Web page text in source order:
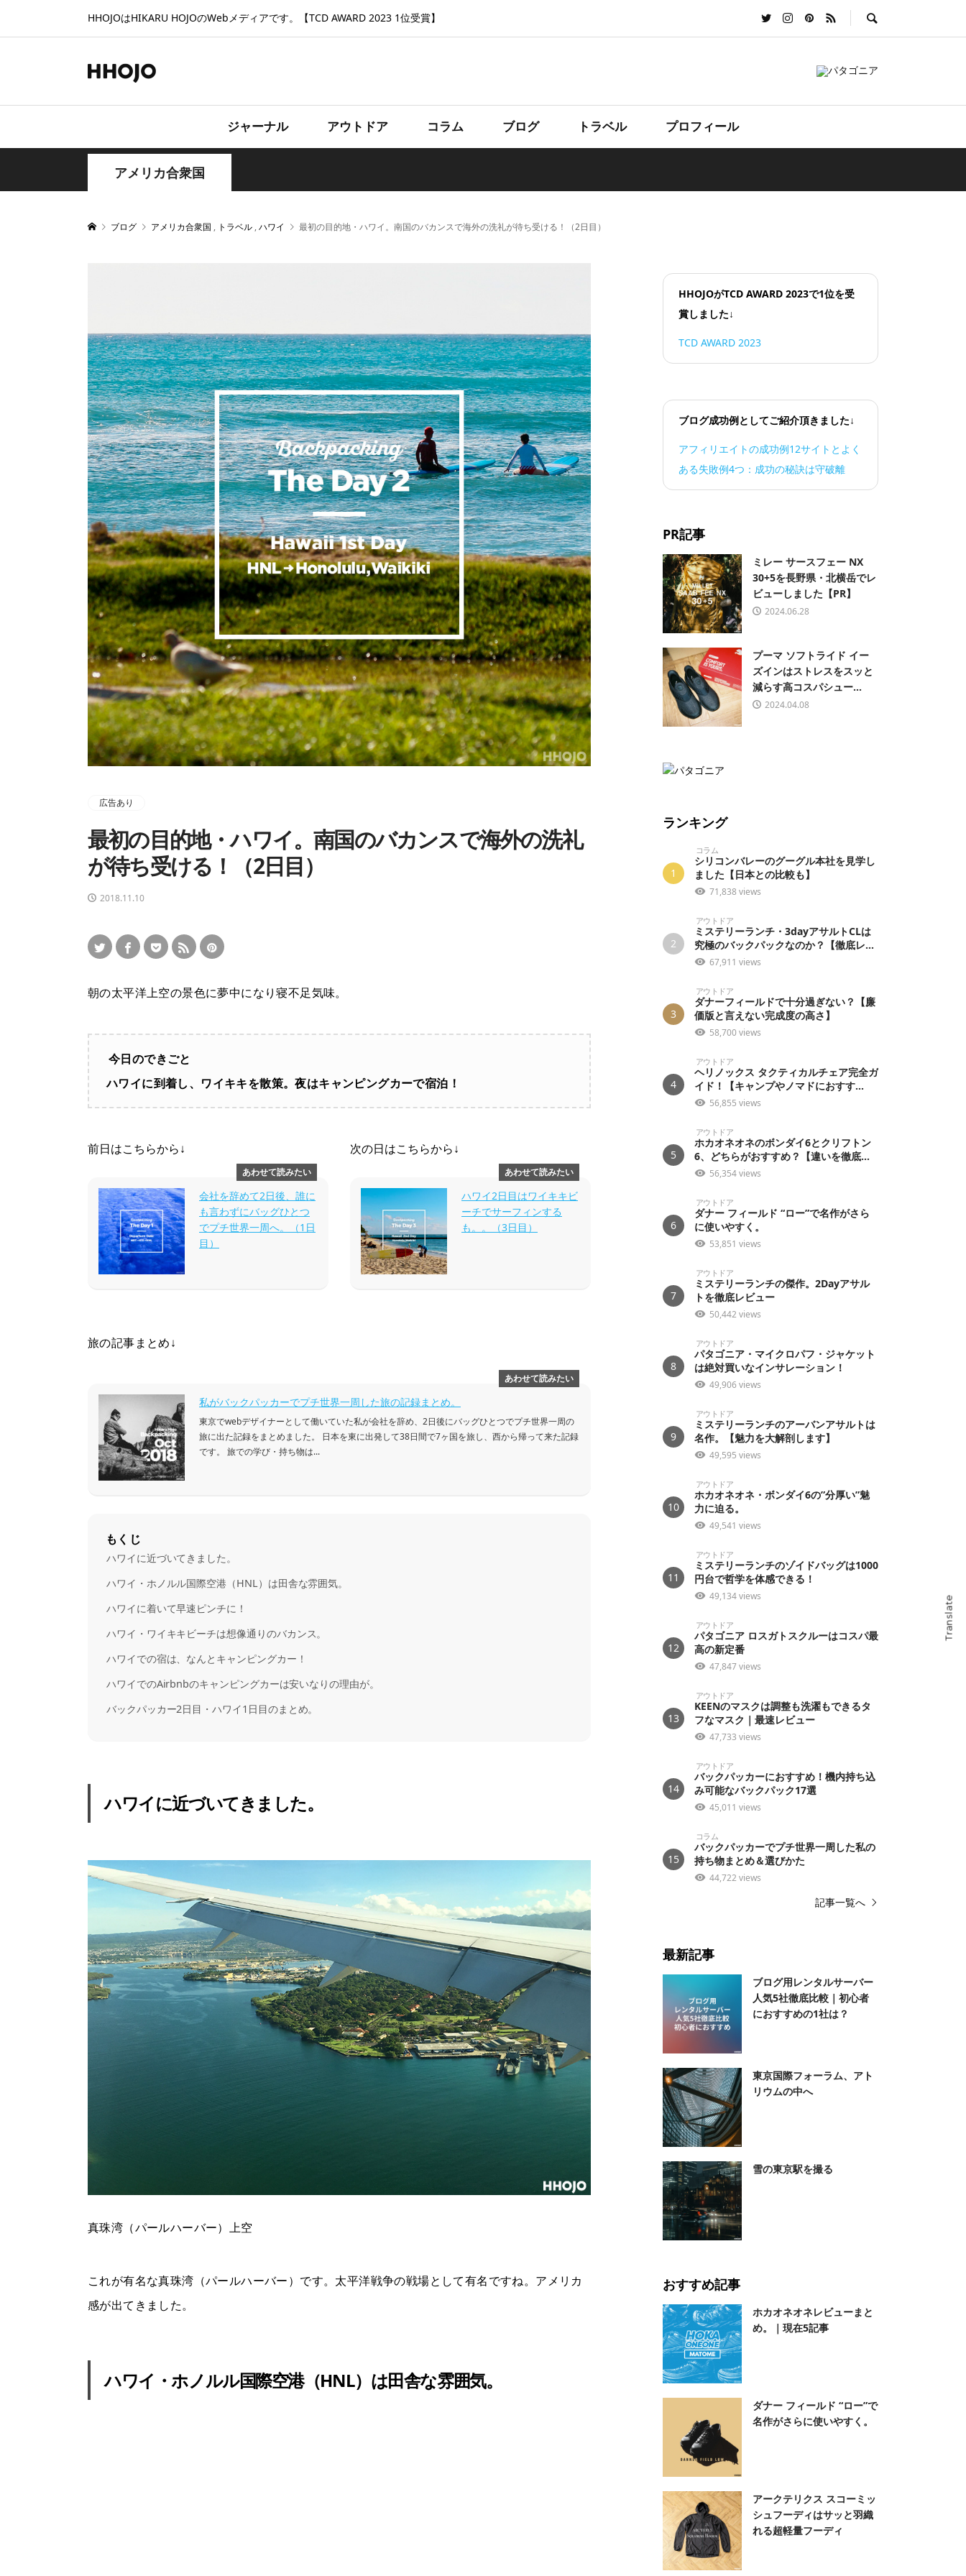
HHOJOはHIKARU HOJOのWebメディアです。【TCD AWARD 2023 1位受賞】
ジャーナル アウトドア コラム ブログ トラベル プロフィール
アメリカ合衆国
ブログ アメリカ合衆国 , トラベル ,ハワイ 最初の目的地・ハワイ。南国のバカンスで海外の洗礼が待ち受ける！（2日目）
広告あり
最初の目的地・ハワイ。南国のバカンスで海外の洗礼
が待ち受ける！（2日目）
2018.11.10
it
朝の太平洋上空の景色に夢中になり寝不足気味。
今日のできごと
ハワイに到着し、ワイキキを散策。夜はキャンピングカーで宿泊！
前日はこちらから↓
会社を辞めて2日後、誰に
も言わずにバッグひとつ
でプチ世界一周へ。（1日
目）
次の日はこちらから↓
ハワイ2日目はワイキキビ
ーチでサーフィンする
も。。（3日目）
旅の記事まとめ↓
私がバックパッカーでプチ世界一周した旅の記録まとめ。
東京でwebデザイナーとして働いていた私が会社を辞め、2日後にバッグひとつでプチ世界一周の
旅に出た記録をまとめました。 日本を東に出発して38日間で7ヶ国を旅し、西から帰って来た記録
です。 旅での学び・持ち物は...
もくじ
ハワイに近づいてきました。
ハワイ・ホノルル国際空港（HNL）は田舎な雰囲気。
ハワイに着いて早速ピンチに！
ハワイ・ワイキキビーチは想像通りのバカンス。
ハワイでの宿は、なんとキャンピングカー！
ハワイでのAirbnbのキャンピングカーは安いなりの理由が。
バックパッカー2日目・ハワイ1日目のまとめ。
ハワイに近づいてきました。
真珠湾（パールハーバー）上空
これが有名な真珠湾（パールハーバー）です。太平洋戦争の戦場として有名ですね。アメリカ
感が出てきました。
ハワイ・ホノルル国際空港（HNL）は田舎な雰囲気。
HHOJOがTCD AWARD 2023で1位を受
賞しました↓
TCD AWARD 2023
ブログ成功例としてご紹介頂きました↓
アフィリエイトの成功例12サイトとよく
ある失敗例4つ：成功の秘訣は守破離
PR記事
ミレー サースフェー NX
30+5を長野県・北横岳でレ
ビューしました【PR】
2024.06.28
プーマ ソフトライド イー
ズインはストレスをスッと
減らす高コスパシュー...
2024.04.08
ランキング
1
コラム
シリコンバレーのグーグル本社を見学し
ました【日本との比較も】
71,838 views
2
アウトドア
ミステリーランチ・3dayアサルトCLは
究極のバックパックなのか？【徹底レ...
67,911 views
3
アウトドア
ダナーフィールドで十分過ぎない？【廉
価版と言えない完成度の高さ】
58,700 views
4
アウトドア
ヘリノックス タクティカルチェア完全ガ
イド！【キャンプやノマドにおすす...
56,855 views
5
アウトドア
ホカオネオネのボンダイ6とクリフトン
6、どちらがおすすめ？【違いを徹底...
56,354 views
6
アウトドア
ダナー フィールド “ロー”で名作がさら
に使いやすく。
53,851 views
7
アウトドア
ミステリーランチの傑作。2Dayアサル
トを徹底レビュー
50,442 views
8
アウトドア
パタゴニア・マイクロパフ・ジャケット
は絶対買いなインサレーション！
49,906 views
9
アウトドア
ミステリーランチのアーバンアサルトは
名作。【魅力を大解剖します】
49,595 views
10
アウトドア
ホカオネオネ・ボンダイ6の”分厚い”魅
力に迫る。
49,541 views
11
アウトドア
ミステリーランチのゾイドバッグは1000
円台で哲学を体感できる！
49,134 views
12
アウトドア
パタゴニア ロスガトスクルーはコスパ最
高の新定番
47,847 views
13
アウトドア
KEENのマスクは調整も洗濯もできるタ
フなマスク｜最速レビュー
47,733 views
14
アウトドア
バックパッカーにおすすめ！機内持ち込
み可能なバックパック17選
45,011 views
15
コラム
バックパッカーでプチ世界一周した私の
持ち物まとめ＆選びかた
44,722 views
記事一覧へ
最新記事
ブログ用レンタルサーバー
人気5社徹底比較｜初心者
におすすめの1社は？
東京国際フォーラム、アト
リウムの中へ
雪の東京駅を撮る
おすすめ記事
ホカオネオネレビューまと
め。｜現在5記事
ダナー フィールド “ロー”で
名作がさらに使いやすく。
アークテリクス スコーミッ
シュフーディはサッと羽織
れる超軽量フーディ
Translate